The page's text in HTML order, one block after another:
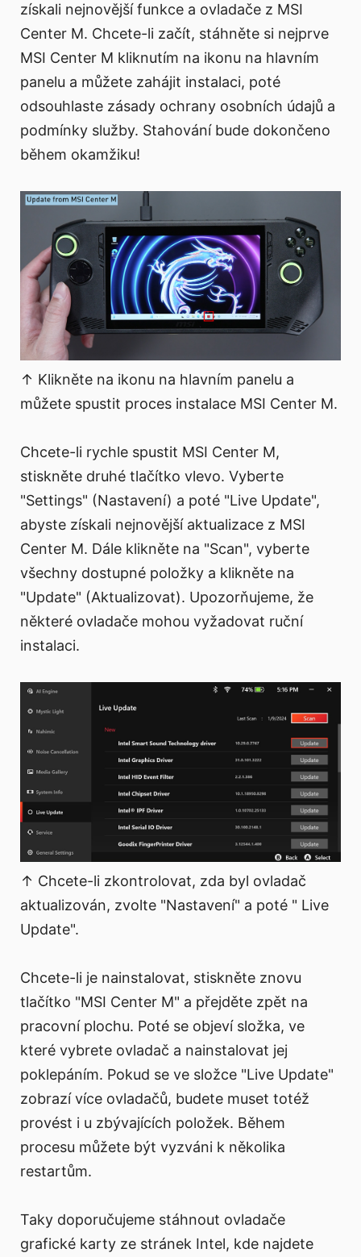
získali nejnovější funkce a ovladače z MSI
Center M. Chcete-li začít, stáhněte si nejprve
MSI Center M kliknutím na ikonu na hlavním
panelu a můžete zahájit instalaci, poté
odsouhlaste zásady ochrany osobních údajů a
podmínky služby. Stahování bude dokončeno
během okamžiku!
↑ Klikněte na ikonu na hlavním panelu a
můžete spustit proces instalace MSI Center M.
Chcete-li rychle spustit MSI Center M,
stiskněte druhé tlačítko vlevo. Vyberte
"Settings" (Nastavení) a poté "Live Update",
abyste získali nejnovější aktualizace z MSI
Center M. Dále klikněte na "Scan", vyberte
všechny dostupné položky a klikněte na
"Update" (Aktualizovat). Upozorňujeme, že
některé ovladače mohou vyžadovat ruční
instalaci.
↑ Chcete-li zkontrolovat, zda byl ovladač
aktualizován, zvolte "Nastavení" a poté " Live
Update".
Chcete-li je nainstalovat, stiskněte znovu
tlačítko "MSI Center M" a přejděte zpět na
pracovní plochu. Poté se objeví složka, ve
které vybrete ovladač a nainstalovat jej
poklepáním. Pokud se ve složce "Live Update"
zobrazí více ovladačů, budete muset totéž
provést i u zbývajících položek. Během
procesu můžete být vyzváni k několika
restartům.
Taky doporučujeme stáhnout ovladače
grafické karty ze stránek Intel, kde najdete